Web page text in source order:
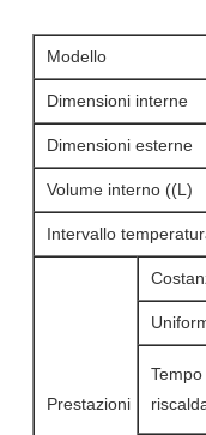
Modello
Dimensioni interne
Dimensioni esterne
Volume interno ((L)
Intervallo
Prestazioni
Tempo